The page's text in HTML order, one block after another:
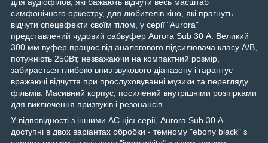
симфонічного оркестру, для любителів кіно, які прагнуть
відчути спецефекти своїм тілом, у серії "Aurora"
представлений чудовий сабвуфер Aurora Sub 30 А. Великий
300 мм вуфер працює від аналогового підсилювача класу A/B,
потужність 250Вт, незважаючи на компактний розмір,
забирається глибоко вниз звукового діапазону і гарантує
вражаючі відчуття при прослуховуванні музики та перегляду
фільмів. Масивний корпус, посилений внутрішніми розпірками
для виключення призвуків і резонансів.
У відповідності з іншими АС цієї серії, Aurora Sub 30 А
доступні в двох варіантах обробки - темному "ebony black" з